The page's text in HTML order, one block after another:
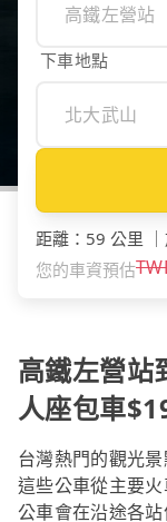
下車地點
距離 ： 59 公里
您的車資預估
高鐵左營站
人座包車
台灣熱門的觀光
這些公車從主要
公車會在沿途各